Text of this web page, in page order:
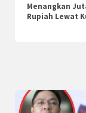
Menangkan
Rupiah Lewat